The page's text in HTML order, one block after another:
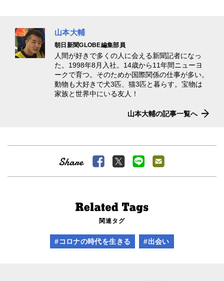
山本大輔
朝日新聞GLOBE編集部員
人間が好きで多くの人に会える新聞記者になっ
た。1998年8月入社。14歳から11年間ニューヨ
ークで育つ。そのためか国際関係の仕事が多い。
動物も大好きで犬3匹、猫3匹と暮らす。宝物は
家族と世界中にいる友人！
山本大輔の記事一覧へ
関連タグ
#コロナの時代を生きる #出会い